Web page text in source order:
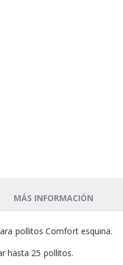
pollitos Comfort esquina.
hasta 25 pollitos.
MÁS INFORMACIÓN